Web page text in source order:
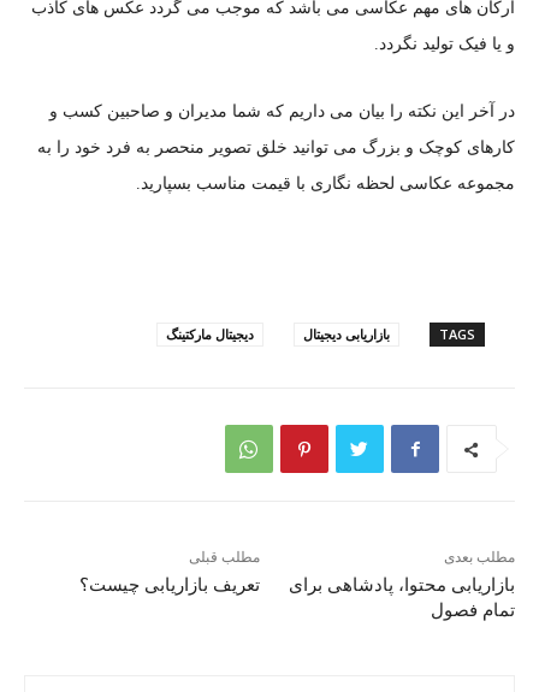
ارکان های مهم عکاسی می باشد که موجب می گردد عکس های کاذب
و یا فیک تولید نگردد.
در آخر این نکته را بیان می داریم که شما مدیران و صاحبین کسب و
کارهای کوچک و بزرگ می توانید خلق تصویر منحصر به فرد خود را به
مجموعه عکاسی لحظه نگاری با قیمت مناسب بسپارید.
TAGS بازاریابی دیجیتال دیجیتال مارکتینگ
مطلب قبلی
تعریف بازاریابی چیست؟
مطلب بعدی
بازاریابی محتوا، پادشاهی برای
تمام فصول